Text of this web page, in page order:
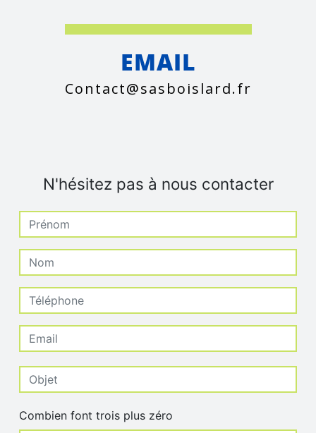
EMAIL
contact@sasboislard.fr
N'hésitez pas à nous contacter
Combien font trois plus zéro